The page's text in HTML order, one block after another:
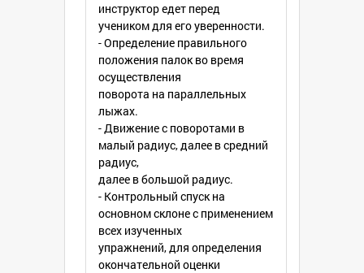
инструктор едет перед
учеником для его уверенности.
- Определение правильного
положения палок во время
осуществления
поворота на параллельных
лыжах.
- Движение с поворотами в
малый радиус, далее в средний
радиус,
далее в большой радиус.
- Контрольный спуск на
основном склоне с применением
всех изученных
упражнений, для определения
окончательной оценки